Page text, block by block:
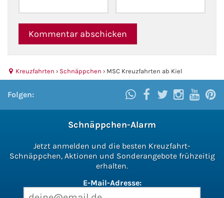
Kreuzfahrten › Schnäppchen › MSC Kreuzfahrten ab Kiel
Folgen:
Schnäppchen-Alarm
Jetzt anmelden und die besten Kreuzfahrt-
Schnäppchen, Aktionen und Sonderangebote frühzeitig
erhalten.
E-Mail-Adresse: